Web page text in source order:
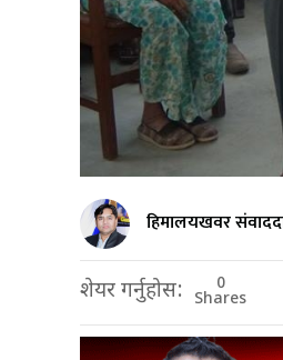
हिमालयखवर
शेयर गर्नुहोस: 0
Shares